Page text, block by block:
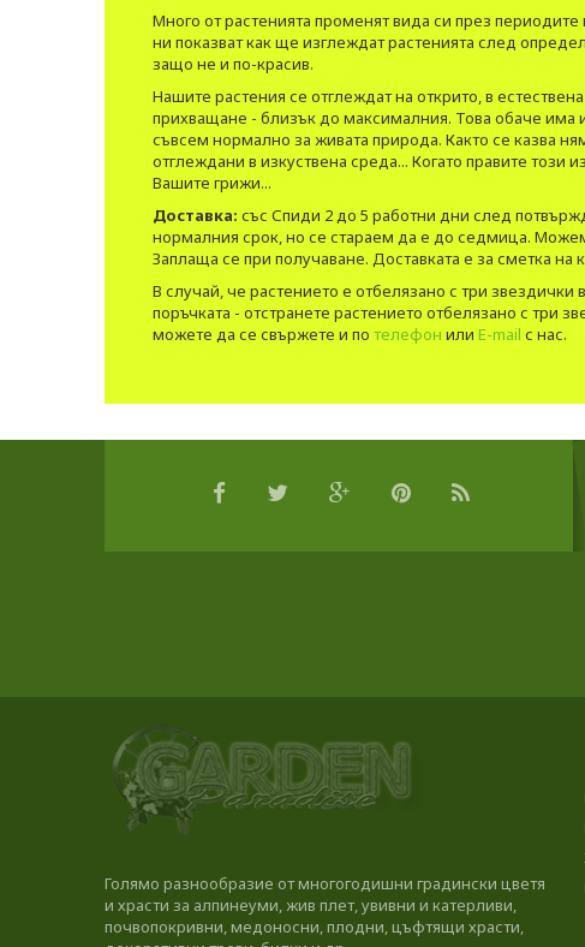
Много от растенията променят вида си през периодите
ни показват как ще изглеждат растенията след
защо не и по-красив.
Нашите растения се отглеждат на открито, в
прихващане - близък до максималния. Това обаче има
съвсем нормално за живата природа. Както се казва
отглеждани в изкуствена среда... Когато правите този
Вашите грижи...
Доставка: със Спиди 2 до 5 работни дни след
нормалния срок, но се стараем да е до седмица.
Заплаща се при получаване. Доставката е за сметка
В случай, че растението е отбелязано с три
поръчката - отстранете растението отбелязано с три
можете да се свържете и по телефон или E-mail с нас.
Голямо разнообразие от многогодишни градински цветя
и храсти за алпинеуми, жив плет, увивни и катерливи,
почвопокривни, медоносни, плодни, цъфтящи храсти,